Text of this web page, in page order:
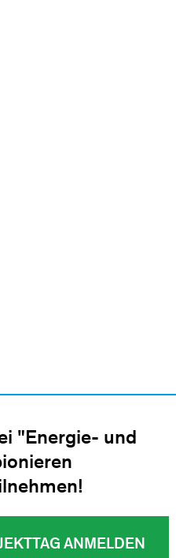
"Energie- und
ANMELDEN